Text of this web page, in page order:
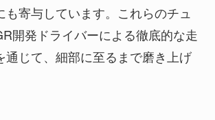
も寄与しています。これらのチュ
開発ドライバーによる徹底的な走
通じて、細部に至るまで磨き上げ